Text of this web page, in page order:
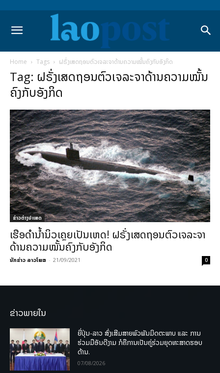
Home Tags ຝຣັ່ງເສດຖອນຕົວເຈລະຈາດ້ານຄວາມໝັ້ນຄົງກັບອັງກິດ
Tag: ຝຣັ່ງເສດຖອນຕົວເຈລະຈາດ້ານຄວາມໝັ້ນ
ຄົງກັບອັງກິດ
ຂ່າວຕ່າງປະເທດ
ເຮືອດຳນໍ້ານິວເຄຼຍເປັນເຫດ! ຝຣັ່ງເສດຖອນຕົວເຈລະຈາ
ດ້ານຄວາມໝັ້ນຄົງກັບອັງກິດ
ນັກຂ່າວ ລາວໂພສ - 21/09/2021 0
ຂ່າວພາຍໃນ
ຍີ່ປຸ່ນ-ລາວ ສົ່ງເສີມສາຍພົວພັນມິດຕະພາບ ແລະ ການ
ຮ່ວມມືອັນດີງາມ ກໍຄືການເປັນຄູ່ຮ່ວມຍຸດທະສາດຮອບ
ດ້ານ.
07/08/2026